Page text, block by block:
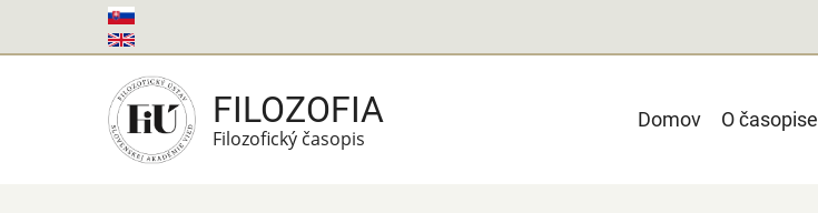
na
FILOZOFIA
Filozofický časopis
Main
Domov O časopise